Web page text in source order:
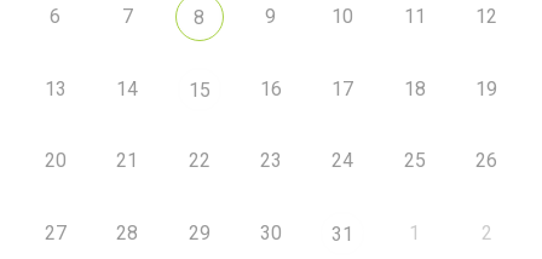
6 7 8 9 10 11 12
13 14 15 16 17 18 19
20 21 22 23 24 25 26
27 28 29 30 31 1 2